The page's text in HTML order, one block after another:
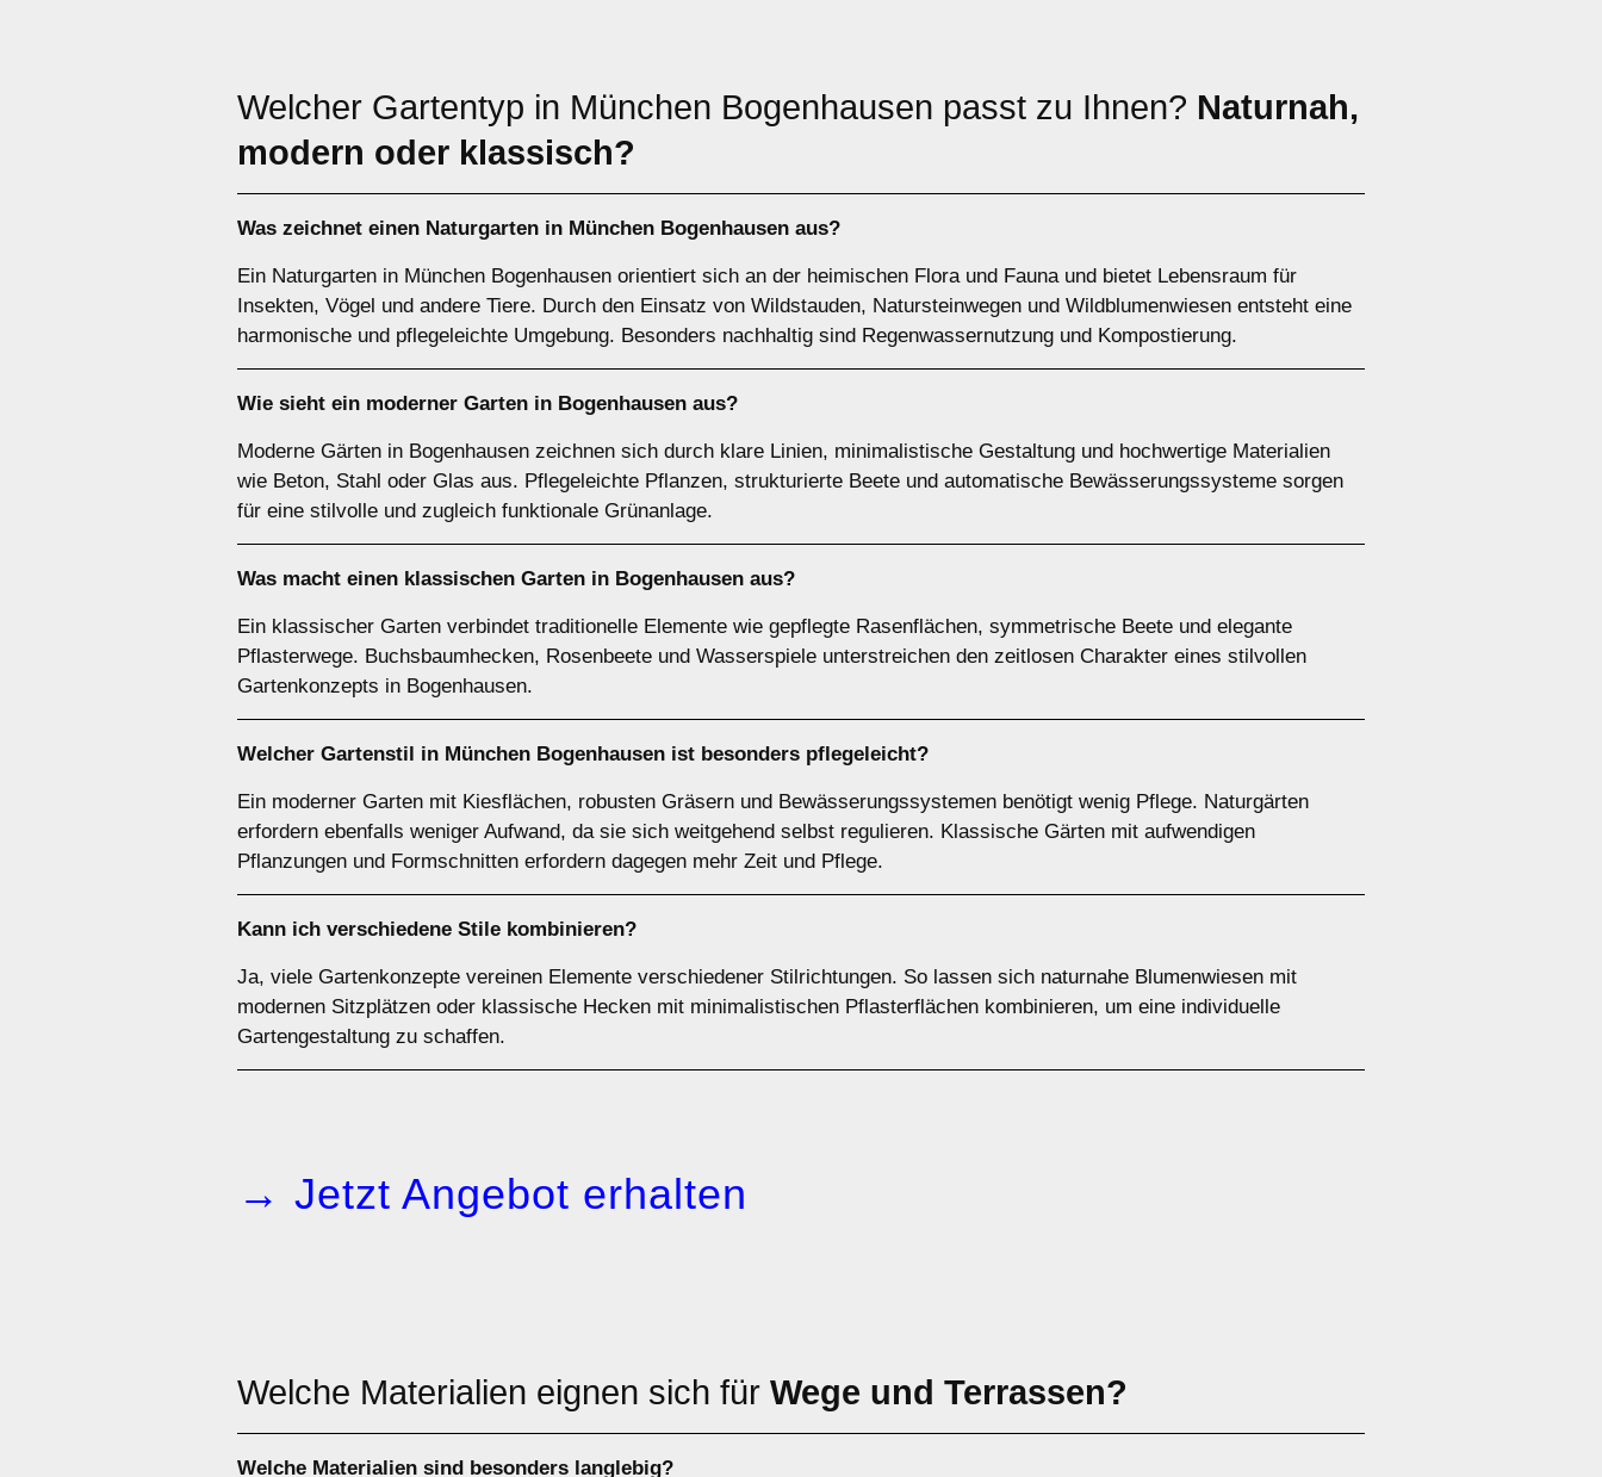
Welcher Gartentyp in München Bogenhausen passt zu Ihnen? Naturnah,
modern oder klassisch?
Was zeichnet einen Naturgarten in München Bogenhausen aus?
Ein Naturgarten in München Bogenhausen orientiert sich an der heimischen Flora und Fauna und bietet Lebensraum für
Insekten, Vögel und andere Tiere. Durch den Einsatz von Wildstauden, Natursteinwegen und Wildblumenwiesen entsteht eine
harmonische und pflegeleichte Umgebung. Besonders nachhaltig sind Regenwassernutzung und Kompostierung.
Wie sieht ein moderner Garten in Bogenhausen aus?
Moderne Gärten in Bogenhausen zeichnen sich durch klare Linien, minimalistische Gestaltung und hochwertige Materialien
wie Beton, Stahl oder Glas aus. Pflegeleichte Pflanzen, strukturierte Beete und automatische Bewässerungssysteme sorgen
für eine stilvolle und zugleich funktionale Grünanlage.
Was macht einen klassischen Garten in Bogenhausen aus?
Ein klassischer Garten verbindet traditionelle Elemente wie gepflegte Rasenflächen, symmetrische Beete und elegante
Pflasterwege. Buchsbaumhecken, Rosenbeete und Wasserspiele unterstreichen den zeitlosen Charakter eines stilvollen
Gartenkonzepts in Bogenhausen.
Welcher Gartenstil in München Bogenhausen ist besonders pflegeleicht?
Ein moderner Garten mit Kiesflächen, robusten Gräsern und Bewässerungssystemen benötigt wenig Pflege. Naturgärten
erfordern ebenfalls weniger Aufwand, da sie sich weitgehend selbst regulieren. Klassische Gärten mit aufwendigen
Pflanzungen und Formschnitten erfordern dagegen mehr Zeit und Pflege.
Kann ich verschiedene Stile kombinieren?
Ja, viele Gartenkonzepte vereinen Elemente verschiedener Stilrichtungen. So lassen sich naturnahe Blumenwiesen mit
modernen Sitzplätzen oder klassische Hecken mit minimalistischen Pflasterflächen kombinieren, um eine individuelle
Gartengestaltung zu schaffen.
→ Jetzt Angebot erhalten
Welche Materialien eignen sich für Wege und Terrassen?
Welche Materialien sind besonders langlebig?